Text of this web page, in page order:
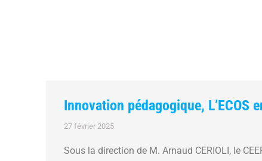
Innovation pédagogique, L’ECOS
27 février 2025
Sous la direction de M. Arnaud CERIOLI, le